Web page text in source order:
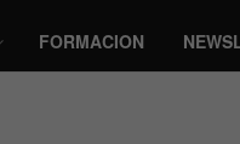
FORMACION